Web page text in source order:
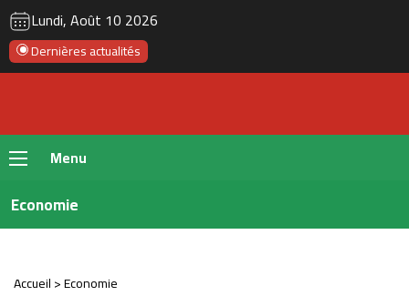
Lundi, Août 10 2026
Dernières actualités
Menu
Economie
Accueil>Economie